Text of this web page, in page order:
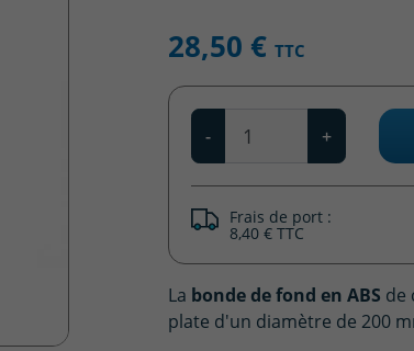
28,50 € TTC
Qté
- +
Frais de port :
8,40 € TTC
La bonde de fond en ABS de
plate d'un diamètre de 200